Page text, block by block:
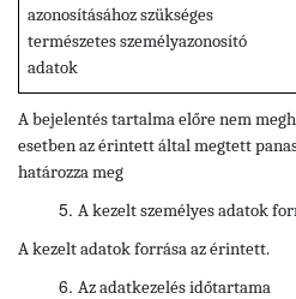
azonosításához szükséges
természetes személyazonosító
adatok
A bejelentés tartalma előre nem
esetben az érintett által megtett
határozza meg
A kezelt személyes adatok
A kezelt adatok forrása az érintett.
Az adatkezelés időtartama